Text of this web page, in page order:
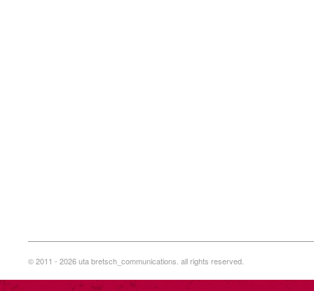
© 2011 - 2026 uta bretsch_communications. all rights reserved.